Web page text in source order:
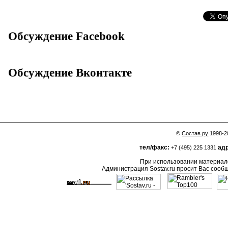
Обсуждение Facebook
Обсуждение Вконтакте
©Состав.ру 1998-
тел/факс: +7 (495) 225 1331
При использовании
Администрация Sostav.ru просит Вас